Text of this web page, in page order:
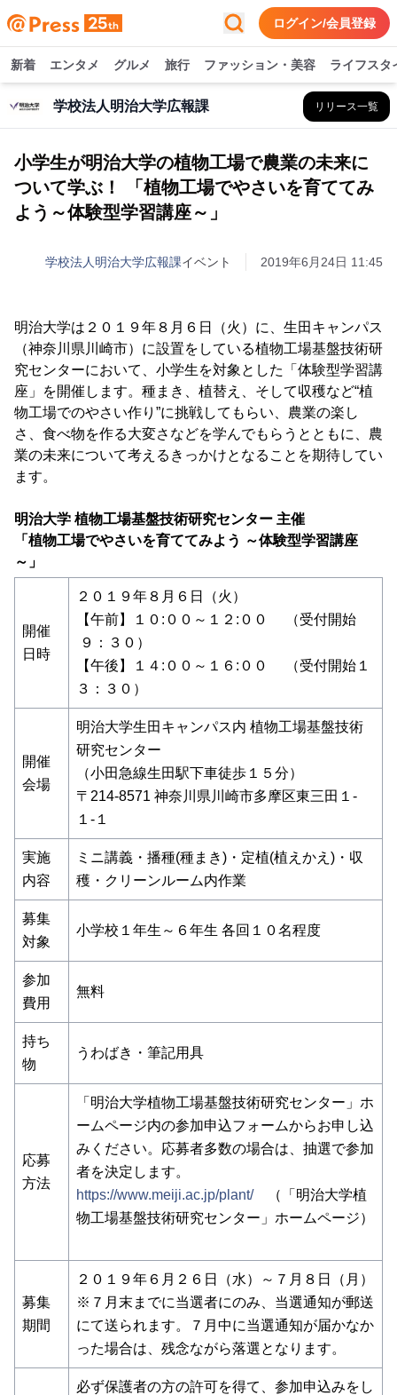
ログイン/会員登録
新着 エンタメ グルメ 旅行 ファッション・美容 ライフスタ
学校法人明治大学広報課 リリース一覧
小学生が明治大学の植物工場で農業の未来に
ついて学ぶ！ 「植物工場でやさいを育ててみ
よう～体験型学習講座～」
学校法人明治大学広報課イベント 2019年6月24日 11:45
明治大学は２０１９年８月６日（火）に、生田キャンパス
（神奈川県川崎市）に設置をしている植物工場基盤技術研
究センターにおいて、小学生を対象とした「体験型学習講
座」を開催します。種まき、植替え、そして収穫など“植
物工場でのやさい作り”に挑戦してもらい、農業の楽し
さ、食べ物を作る大変さなどを学んでもらうとともに、農
業の未来について考えるきっかけとなることを期待してい
ます。
明治大学 植物工場基盤技術研究センター 主催
「植物工場でやさいを育ててみよう ～体験型学習講座
～」
開催
日時
２０１９年８月６日（火）
【午前】１０:００～１２:００ （受付開始
９：３０）
【午後】１４:００～１６:００ （受付開始１
３：３０）
開催
会場
明治大学生田キャンパス内 植物工場基盤技術
研究センター
（小田急線生田駅下車徒歩１５分）
〒214-8571 神奈川県川崎市多摩区東三田１-
１-１
実施
内容
ミニ講義・播種(種まき)・定植(植えかえ)・収
穫・クリーンルーム内作業
募集
対象
小学校１年生～６年生 各回１０名程度
参加
費用
無料
持ち
物
うわばき・筆記用具
応募
方法
「明治大学植物工場基盤技術研究センター」ホ
ームページ内の参加申込フォームからお申し込
みください。応募者多数の場合は、抽選で参加
者を決定します。
https://www.meiji.ac.jp/plant/（「明治大学植
物工場基盤技術研究センター」ホームページ）
募集
期間
２０１９年６月２６日（水）～７月８日（月）
※７月末までに当選者にのみ、当選通知が郵送
にて送られます。７月中に当選通知が届かなか
った場合は、残念ながら落選となります。
必ず保護者の方の許可を得て、参加申込みをし